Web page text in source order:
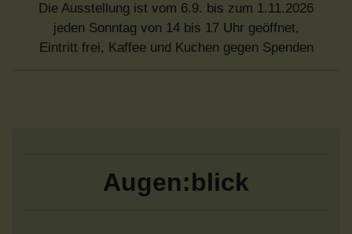
Die Ausstellung ist vom 6.9. bis zum 1.11.2026
jeden Sonntag von 14 bis 17 Uhr geöffnet,
Eintritt frei, Kaffee und Kuchen gegen Spenden
Augen:blick